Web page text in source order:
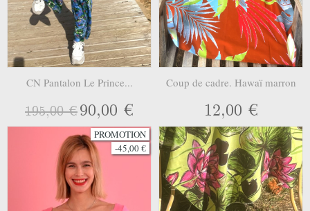
CN Pantalon Le Prince...
195,00 €90,00 €
Coup de cadre. Hawaï marron
12,00 €
PROMOTION
-45,00 €